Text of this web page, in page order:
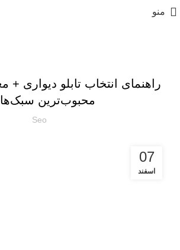
منو
محبوب‌ترین سبک‌ها
Seo
07
اسفند